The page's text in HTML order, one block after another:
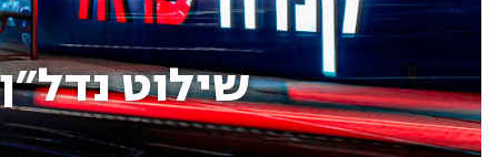
שילוט נדל״ן